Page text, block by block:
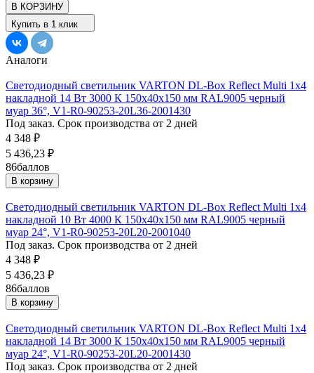
В КОРЗИНУ
Купить в 1 клик
Аналоги
Светодиодный светильник VARTON DL-Box Reflect Multi 1x4
накладной 14 Вт 3000 К 150х40х150 мм RAL9005 черный
муар 36°, V1-R0-90253-20L36-2001430
Под заказ. Срок производства от 2 дней
4 348 ₽
5 436,23 ₽
86баллов
В корзину
Светодиодный светильник VARTON DL-Box Reflect Multi 1x4
накладной 10 Вт 4000 К 150х40х150 мм RAL9005 черный
муар 24°, V1-R0-90253-20L20-2001040
Под заказ. Срок производства от 2 дней
4 348 ₽
5 436,23 ₽
86баллов
В корзину
Светодиодный светильник VARTON DL-Box Reflect Multi 1x4
накладной 14 Вт 3000 К 150х40х150 мм RAL9005 черный
муар 24°, V1-R0-90253-20L20-2001430
Под заказ. Срок производства от 2 дней